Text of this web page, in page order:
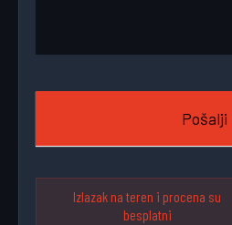
Pošalji
Izlazak na teren i procena su
besplatni